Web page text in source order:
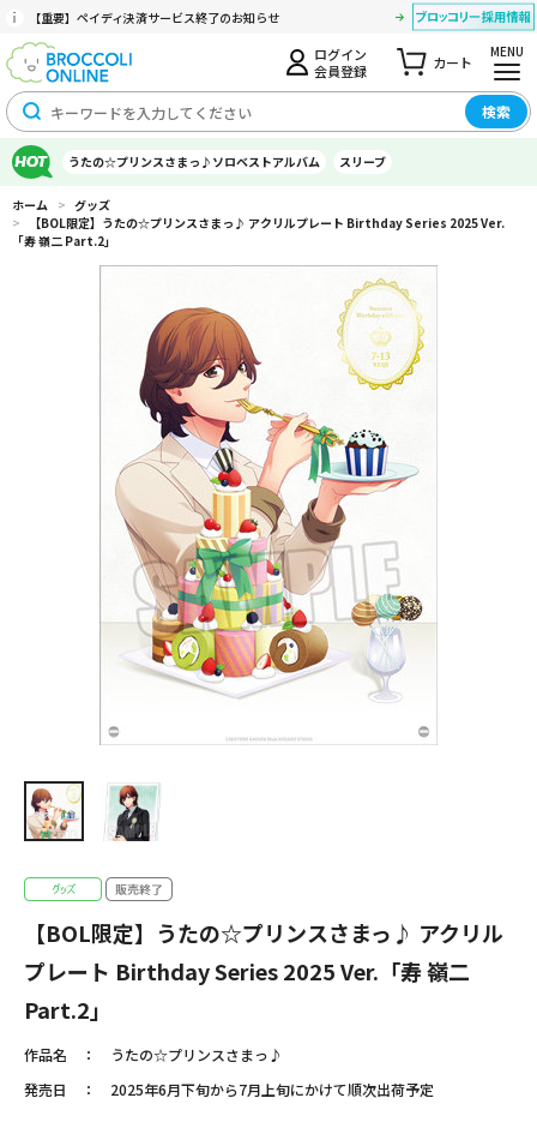
【重要】ペイディ決済サービス終了のお知らせ
ログイン
会員登録
カート
MENU
検索
うたの☆プリンスさまっ♪ソロベストアルバム スリーブ
ホーム > グッズ
>
【BOL限定】うたの☆プリンスさまっ♪ アクリルプレート Birthday Series 2025 Ver.
「寿 嶺二 Part.2」
【BOL限定】うたの☆プリンスさまっ♪ アクリル
プレート Birthday Series 2025 Ver.「寿 嶺二
Part.2」
作品名
うたの☆プリンスさまっ♪
発売日
2025年6月下旬から7月上旬にかけて順次出荷予定